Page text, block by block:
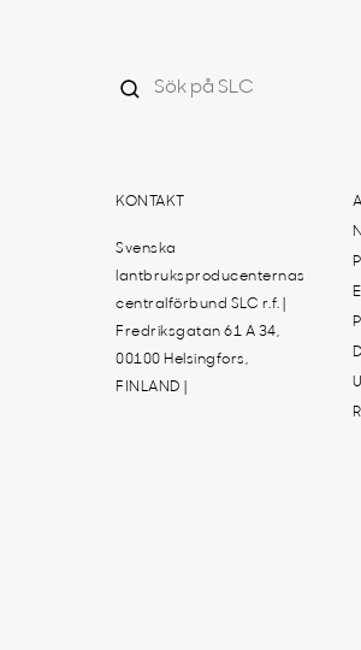
KONTAKT
Svenska
lantbruksproducenternas
centralförbund SLC r.f. |
Fredriksgatan 61 A 34,
00100 Helsingfors,
FINLAND |